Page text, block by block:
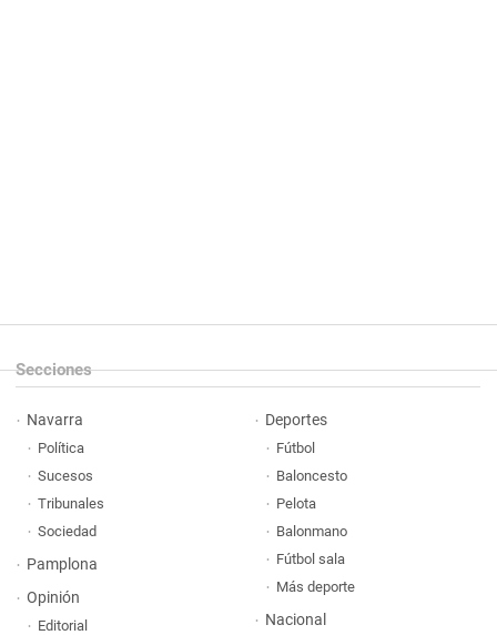
Secciones
Navarra
Política
Sucesos
Tribunales
Sociedad
Pamplona
Opinión
Editorial
Deportes
Fútbol
Baloncesto
Pelota
Balonmano
Fútbol sala
Más deporte
Nacional